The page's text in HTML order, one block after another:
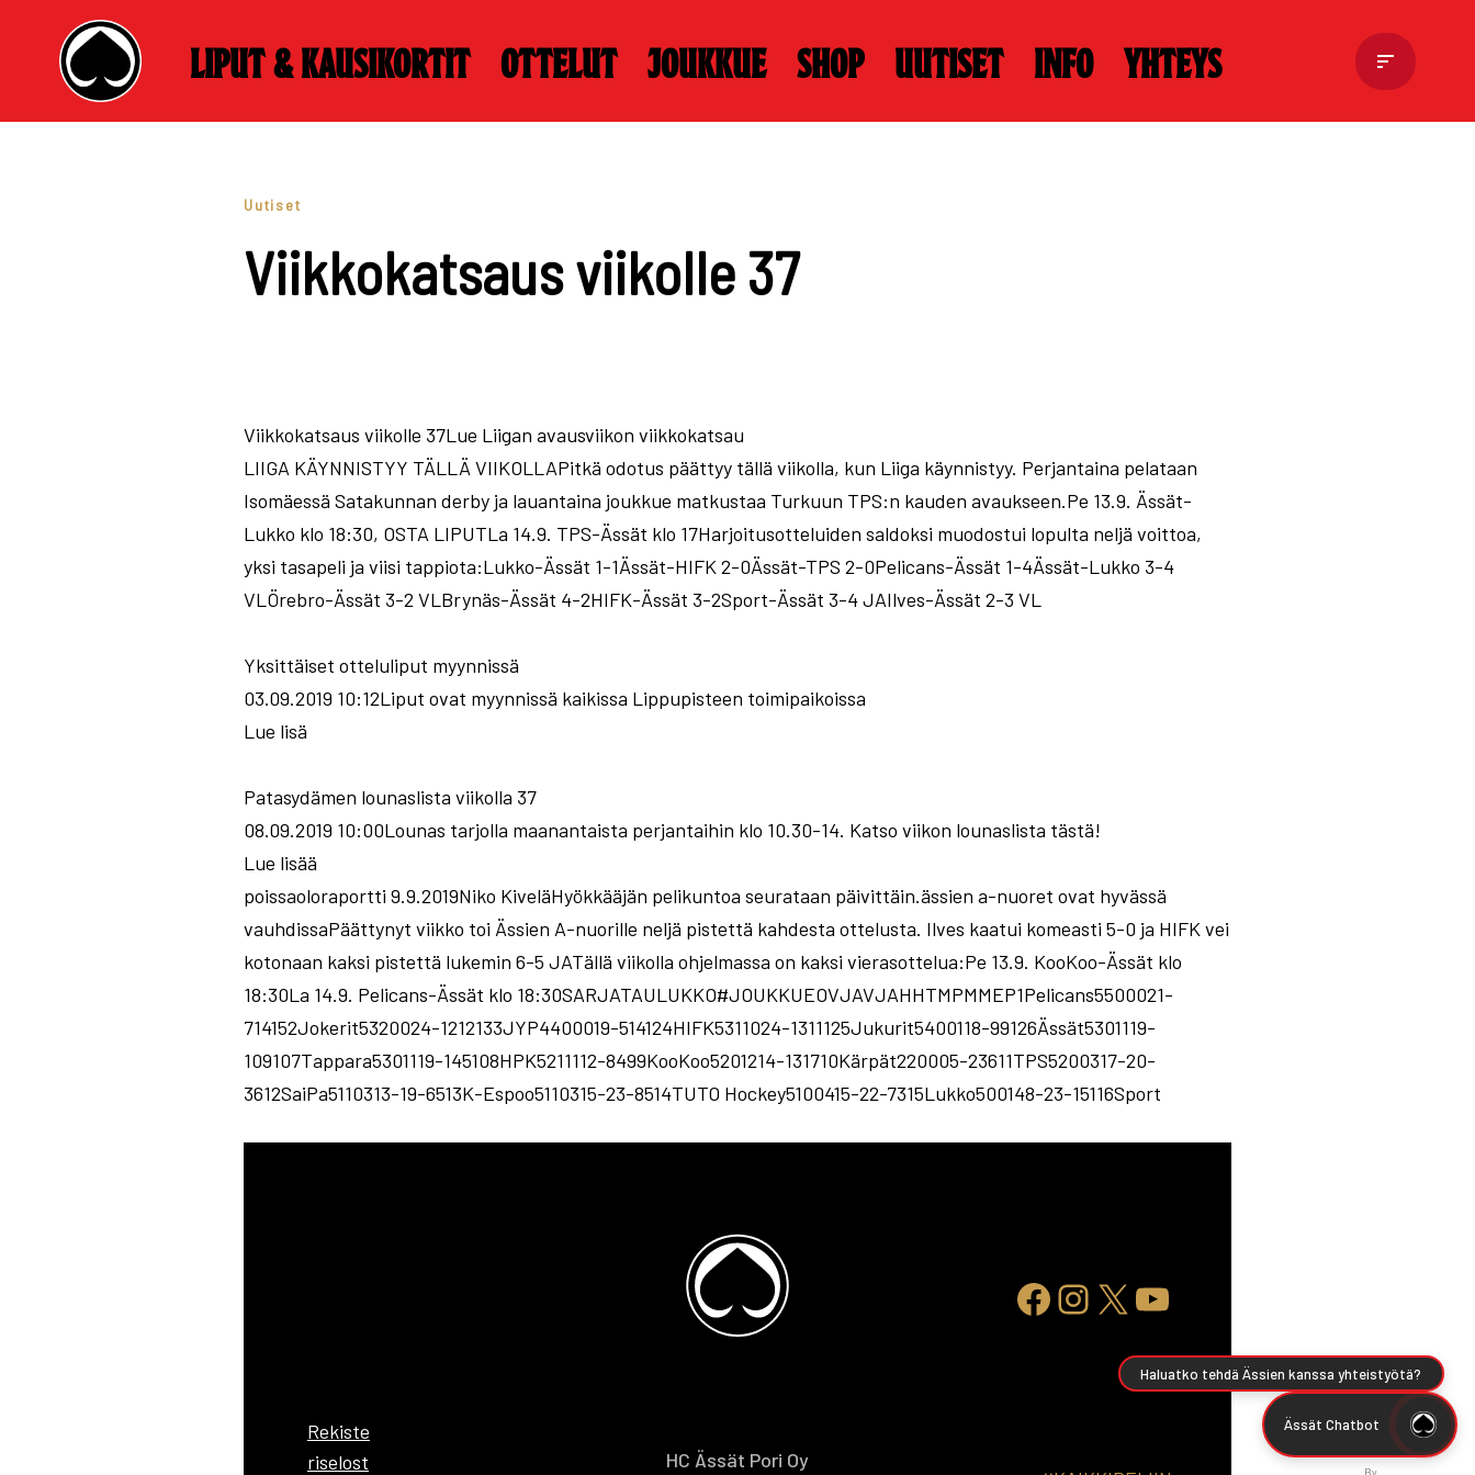
content
Liput & kausikortit Ottelut Joukkue Shop Uutiset Info Yhteys
Viikkokatsaus viikolle 37
Uutiset
Viikkokatsaus viikolle 37Lue Liigan avausviikon viikkokatsau
LIIGA KÄYNNISTYY TÄLLÄ VIIKOLLAPitkä odotus päättyy tällä viikolla, kun Liiga käynnistyy. Perjantaina pelataan
Isomäessä Satakunnan derby ja lauantaina joukkue matkustaa Turkuun TPS:n kauden avaukseen.Pe 13.9. Ässät-
Lukko klo 18:30, OSTA LIPUTLa 14.9. TPS-Ässät klo 17Harjoitusotteluiden saldoksi muodostui lopulta neljä voittoa,
yksi tasapeli ja viisi tappiota:Lukko-Ässät 1-1Ässät-HIFK 2-0Ässät-TPS 2-0Pelicans-Ässät 1-4Ässät-Lukko 3-4
VLÖrebro-Ässät 3-2 VLBrynäs-Ässät 4-2HIFK-Ässät 3-2Sport-Ässät 3-4 JAIlves-Ässät 2-3 VL
Yksittäiset otteluliput myynnissä
03.09.2019 10:12Liput ovat myynnissä kaikissa Lippupisteen toimipaikoissa
Lue lisä
Patasydämen lounaslista viikolla 37
08.09.2019 10:00Lounas tarjolla maanantaista perjantaihin klo 10.30-14. Katso viikon lounaslista tästä!
Lue lisää
poissaoloraportti 9.9.2019Niko KiveläHyökkääjän pelikuntoa seurataan päivittäin.ässien a-nuoret ovat hyvässä
vauhdissaPäättynyt viikko toi Ässien A-nuorille neljä pistettä kahdesta ottelusta. Ilves kaatui komeasti 5-0 ja HIFK vei
kotonaan kaksi pistettä lukemin 6-5 JATällä viikolla ohjelmassa on kaksi vierasottelua:Pe 13.9. KooKoo-Ässät klo
18:30La 14.9. Pelicans-Ässät klo 18:30SARJATAULUKKO#JOUKKUEOVJAVJAHHTMPMMEP1Pelicans5500021-
714152Jokerit5320024-1212133JYP4400019-514124HIFK5311024-1311125Jukurit5400118-99126Ässät5301119-
109107Tappara5301119-145108HPK5211112-8499KooKoo5201214-131710Kärpät220005-23611TPS5200317-20-
3612SaiPa5110313-19-6513K-Espoo5110315-23-8514TUTO Hockey5100415-22-7315Lukko500148-23-15116Sport
Rekiste
riselost
HC Ässät Pori Oy
Haluatko tehdä Ässien kanssa yhteistyötä?
Ässät Chatbot
By